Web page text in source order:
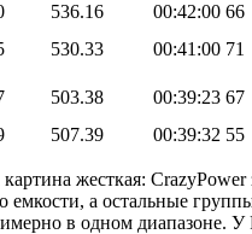
536.16 00:42:00 66
530.33 00:41:00 71
503.38 00:39:23 67
507.39 00:39:32 55
жесткая: CrazyPower
емкости, а остальные
в одном диапазоне. У